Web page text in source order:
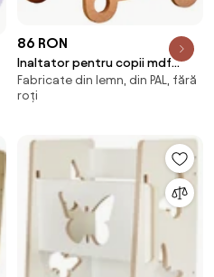
86 RON
Inaltator pentru copii mdf
natur
Fabricate din lemn, din PAL, fără
roți